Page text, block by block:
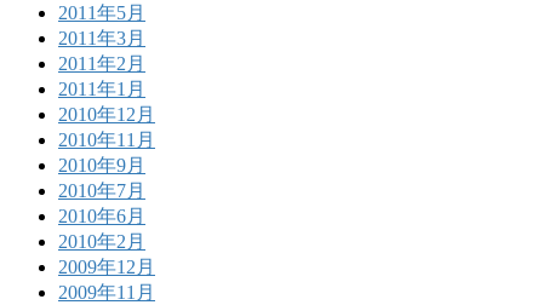
2011年5月
2011年3月
2011年2月
2011年1月
2010年12月
2010年11月
2010年9月
2010年7月
2010年6月
2010年2月
2009年12月
2009年11月